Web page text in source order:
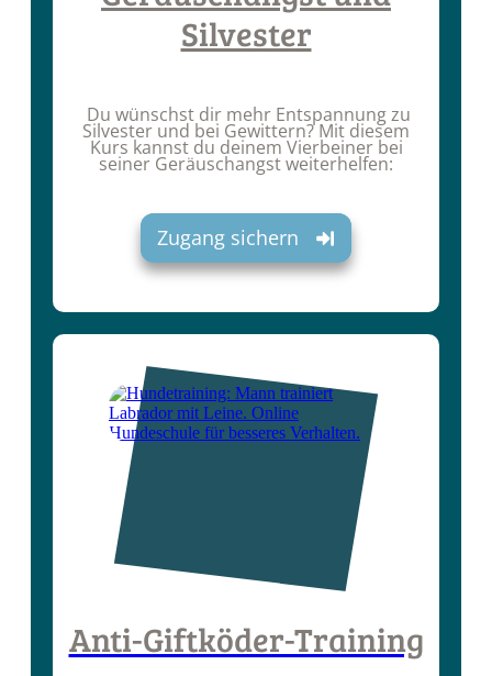
Silvester
Du wünschst dir mehr Entspannung zu
Silvester und bei Gewittern? Mit diesem
Kurs kannst du deinem Vierbeiner bei
seiner Geräuschangst weiterhelfen:
Zugang sichern
Anti-Giftköder-Training